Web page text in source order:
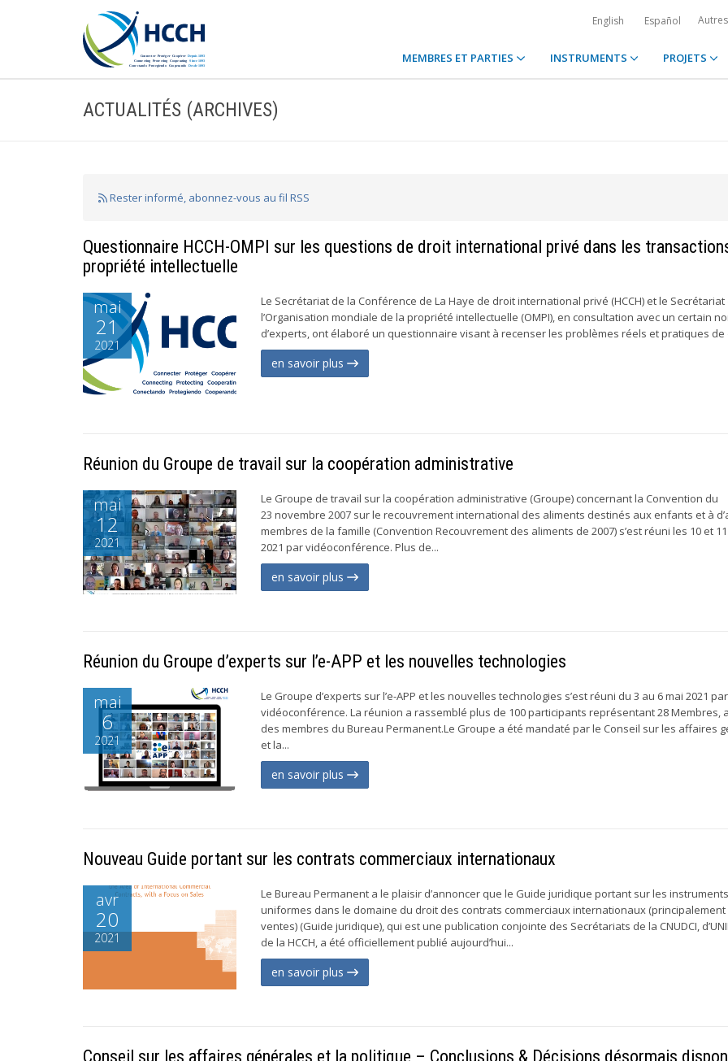
English Español
MEMBRES ET PARTIES INSTRUMENTS PROJETS
ACTUALITÉS (ARCHIVES)
Rester informé, abonnez-vous au fil RSS
Questionnaire HCCH-OMPI sur les questions de droit international privé dans les
propriété intellectuelle
mai
21
2021
Le Secrétariat de la Conférence de La Haye de droit international privé (HCCH) et le Secrétariat
l’Organisation mondiale de la propriété intellectuelle (OMPI), en consultation avec un certain
d’experts, ont élaboré un questionnaire visant à recenser les problèmes réels et pratiques de
en savoir plus
Réunion du Groupe de travail sur la coopération administrative
mai
12
2021
Le Groupe de travail sur la coopération administrative (Groupe) concernant la Convention du
23 novembre 2007 sur le recouvrement international des aliments destinés aux enfants et à
membres de la famille (Convention Recouvrement des aliments de 2007) s’est réuni les 10 et
2021 par vidéoconférence. Plus de...
en savoir plus
Réunion du Groupe d’experts sur l’e-APP et les nouvelles technologies
mai
6
2021
Le Groupe d’experts sur l’e-APP et les nouvelles technologies s’est réuni du 3 au 6 mai 2021 par
vidéoconférence. La réunion a rassemblé plus de 100 participants représentant 28 Membres,
des membres du Bureau Permanent.Le Groupe a été mandaté par le Conseil sur les affaires
et la...
en savoir plus
Nouveau Guide portant sur les contrats commerciaux internationaux
avr
20
2021
Le Bureau Permanent a le plaisir d’annoncer que le Guide juridique portant sur les instruments
uniformes dans le domaine du droit des contrats commerciaux internationaux (principalement
ventes) (Guide juridique), qui est une publication conjointe des Secrétariats de la CNUDCI,
de la HCCH, a été officiellement publié aujourd’hui...
en savoir plus
Conseil sur les affaires générales et la politique – Conclusions & Décisions désormais